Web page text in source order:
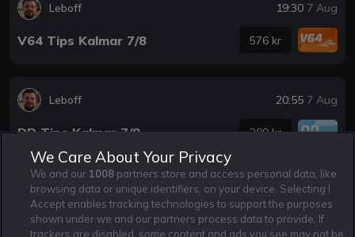
Leboff 19:30 7 Aug
V64 Tips Kalmar 7/8 576 kr
Leboff 20:55 7 Aug
DD Tips Kalmar 7/8 200 kr
RoK_Bjornen 16:00 8 Aug
Stryktipset Tips 8/8 7776 kr
We Care About Your Privacy
We and our 1008 partners store and access personal data, like
browsing data or unique identifiers, on your device. Selecting I
Accept enables tracking technologies to support the purposes
shown under we and our partners process data to provide. If
trackers are disabled, some content and ads you see may not be